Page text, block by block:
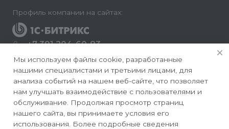
Профиль компании на сайтах:
+7 391 204-60-83
Заказать звонок
info@conversite.ru
г. Красноярск, ул. Ладо Кецховели 22а, офис 8-28/1
Мы используем файлы cookie, разработанные
нашими специалистами и третьими лицами, для
анализа событий на нашем веб-сайте, что позволяет
нам улучшать взаимодействие с пользователями и
обслуживание. Продолжая просмотр страниц
нашего сайта, вы принимаете условия его
использования. Более подробные сведения